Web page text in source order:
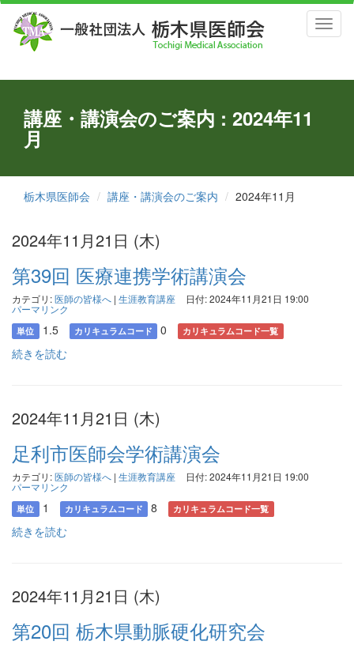
講座・講演会のご案内 : 2024年11
月
栃木県医師会 講座・講演会のご案内 2024年11月
2024年11月21日 (木)
第39回 医療連携学術講演会
カテゴリ:医師の皆様へ | 生涯教育講座 日付: 2024年11月21日 19:00
パーマリンク
単位 1.5 カリキュラムコード 0 カリキュラムコード一覧
続きを読む
2024年11月21日 (木)
足利市医師会学術講演会
カテゴリ:医師の皆様へ | 生涯教育講座 日付: 2024年11月21日 19:00
パーマリンク
単位 1 カリキュラムコード 8 カリキュラムコード一覧
続きを読む
2024年11月21日 (木)
第20回 栃木県動脈硬化研究会